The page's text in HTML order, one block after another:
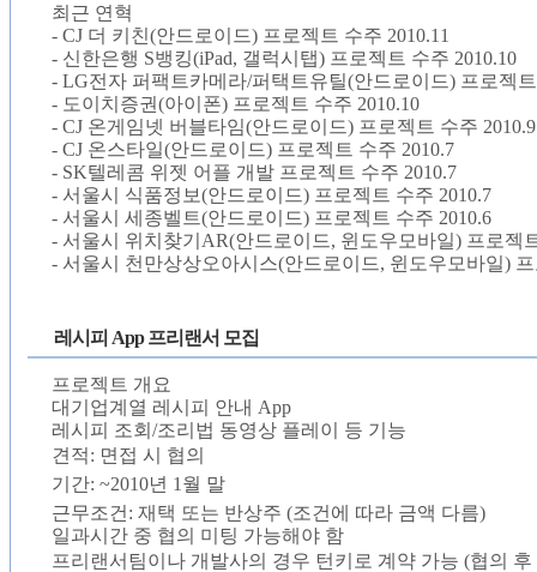
최근 연혁
- CJ 더 키친(안드로이드) 프로젝트 수주 2010.11
- 신한은행 S뱅킹(iPad, 갤럭시탭) 프로젝트 수주 2010.10
- LG전자 퍼팩트카메라/퍼택트유틸(안드로이드) 프로젝트
- 도이치증권(아이폰) 프로젝트 수주 2010.10
- CJ 온게임넷 버블타임(안드로이드) 프로젝트 수주 2010.9
- CJ 온스타일(안드로이드) 프로젝트 수주 2010.7
- SK텔레콤 위젯 어플 개발 프로젝트 수주 2010.7
- 서울시 식품정보(안드로이드) 프로젝트 수주 2010.7
- 서울시 세종벨트(안드로이드) 프로젝트 수주 2010.6
- 서울시 위치찾기AR(안드로이드, 윈도우모바일) 프로젝
- 서울시 천만상상오아시스(안드로이드, 윈도우모바일)
레시피 App 프리랜서 모집
프로젝트 개요
대기업계열 레시피 안내 App
레시피 조회/조리법 동영상 플레이 등 기능
견적: 면접 시 협의
기간: ~2010년 1월 말
근무조건: 재택 또는 반상주 (조건에 따라 금액 다름)
일과시간 중 협의 미팅 가능해야 함
프리랜서팀이나 개발사의 경우 턴키로 계약 가능 (협의 후